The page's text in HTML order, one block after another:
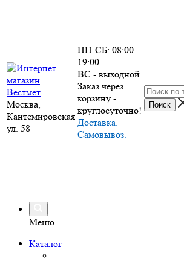
Москва,
Кантемировская
ул. 58
ПН-СБ: 08:00 -
19:00
ВС - выходной
Заказ через
корзину -
круглосуточно!
Доставка.
Самовывоз.
Меню
Каталог